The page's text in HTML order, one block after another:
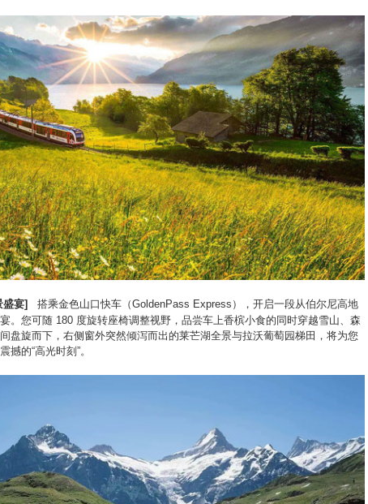
盛宴]
搭乘金色山口快车（GoldenPass Express），开启一段从伯尔尼高地
。您可随 180 度旋转座椅调整视野，品尝车上香槟小食的同时穿越雪山、森
盘旋而下，右侧窗外突然倾泻而出的莱芒湖全景与拉沃葡萄园梯田，将为您
撼的“高光时刻”。